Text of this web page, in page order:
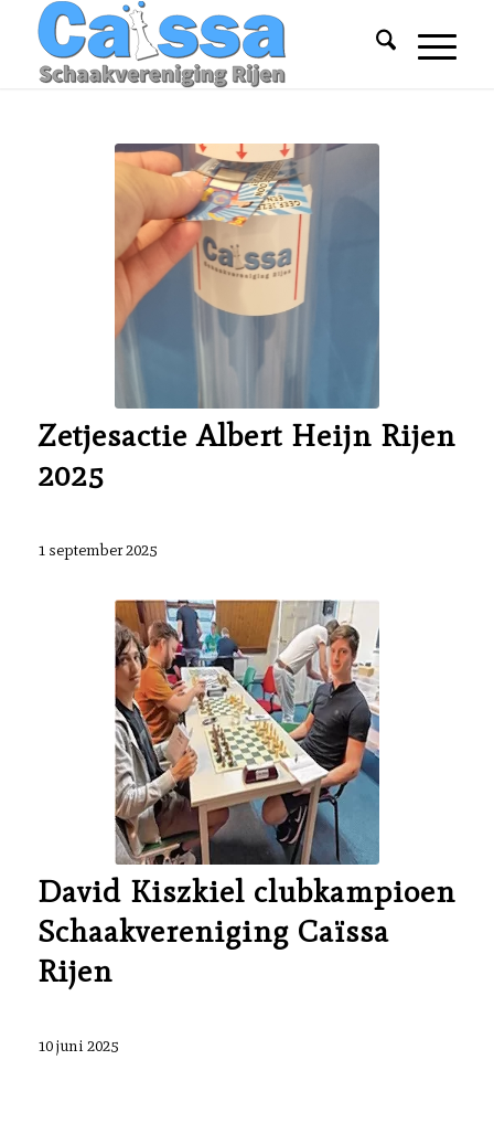
Zetjesactie Albert Heijn Rijen
2025
1 september 2025
David Kiszkiel clubkampioen
Schaakvereniging Caïssa
Rijen
10 juni 2025